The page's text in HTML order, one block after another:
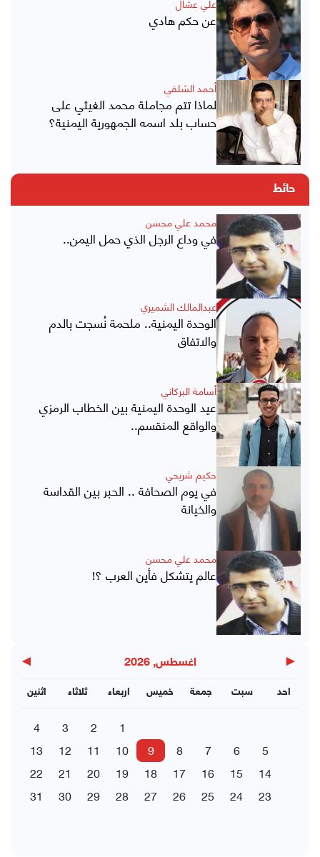
عن حكم هادي
أحمد الشلفي
لماذا تتم مجاملة محمد الغيثي على
حساب بلد اسمه الجمهورية اليمنية؟
حائط
محمد علي محسن
في وداع الرجل الذي حمل اليمن..
عبدالمالك الشميري
الوحدة اليمنية.. ملحمة نُسجت بالدم
والاتفاق
أسامة البركاني
عيد الوحدة اليمنية بين الخطاب الرمزي
والواقع المنقسم..
حكيم شريحي
في يوم الصحافة .. الحبر بين القداسة
والخيانة
محمد علي محسن
عالم يتشكل فأين العرب ؟!
◀ اغسطس, 2026 ▶
اثنين ثلاثاء اربعاء خميس جمعة سبت احد
1
2
3
4
5
6
7
8
9
10
11
12
13
14
15
16
17
18
19
20
21
22
23
24
25
26
27
28
29
30
31